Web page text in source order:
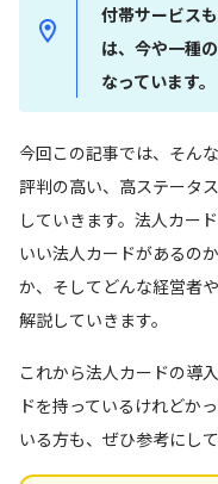
付帯サービス
は、今や一種
なっています。
今回この記事では、そん
評判の高い、高ステータ
していきます。法人カー
いい法人カードがあるの
か、そしてどんな経営者
解説していきます。
これから法人カードの導
ドを持っているけれどか
いる方も、ぜひ参考にし